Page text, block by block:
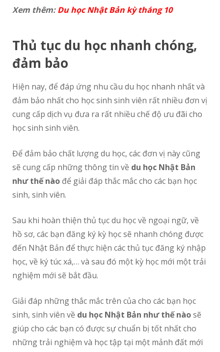
Xem thêm:Du học Nhật Bản kỳ tháng 10
Thủ tục du học nhanh chóng,
đảm bảo
Hiện nay, để đáp ứng nhu cầu du học nhanh nhất và
đảm bảo nhất cho học sinh sinh viên rất nhiều đơn vị
cung cấp dịch vụ đưa ra rất nhiều chế độ ưu đãi cho
học sinh sinh viên.
Để đảm bảo chất lượng du học, các đơn vị này cũng
sẽ cung cấp những thông tin về du học Nhật Bản
như thế nào để giải đáp thắc mắc cho các bạn học
sinh, sinh viên.
Sau khi hoàn thiện thủ tục du học về ngoại ngữ, về
hồ sơ, các bạn đăng ký kỳ học sẽ nhanh chóng được
đến Nhật Bản để thực hiện các thủ tục đăng ký nhập
học, về ký túc xá,… và sau đó một kỳ học mới một trải
nghiệm mới sẽ bắt đầu.
Giải đáp những thắc mắc trên của cho các bạn học
sinh, sinh viên về du học Nhật Bản như thế nàosẽ
giúp cho các bạn có được sự chuẩn bị tốt nhất cho
những trải nghiệm và học tập tại một mảnh đất mới